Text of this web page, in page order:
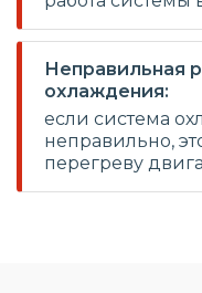
Неправильная
охлаждения:
если система
неправильно,
перегреву